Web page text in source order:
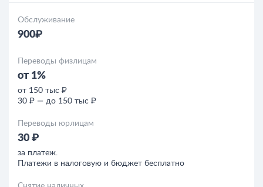
Обслуживание
900₽
Переводы физлицам
от 1%
от 150 тыс ₽
30 ₽ — до 150 тыс ₽
Переводы юрлицам
30 ₽
за платеж.
Платежи в налоговую и бюджет бесплатно